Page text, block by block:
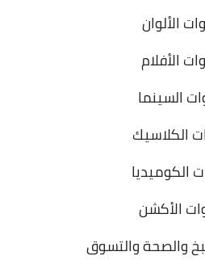
الألوان
الأفلام
السينما
الكلاسيك
الكوميديا
الأكشن
والصحة والتسوق